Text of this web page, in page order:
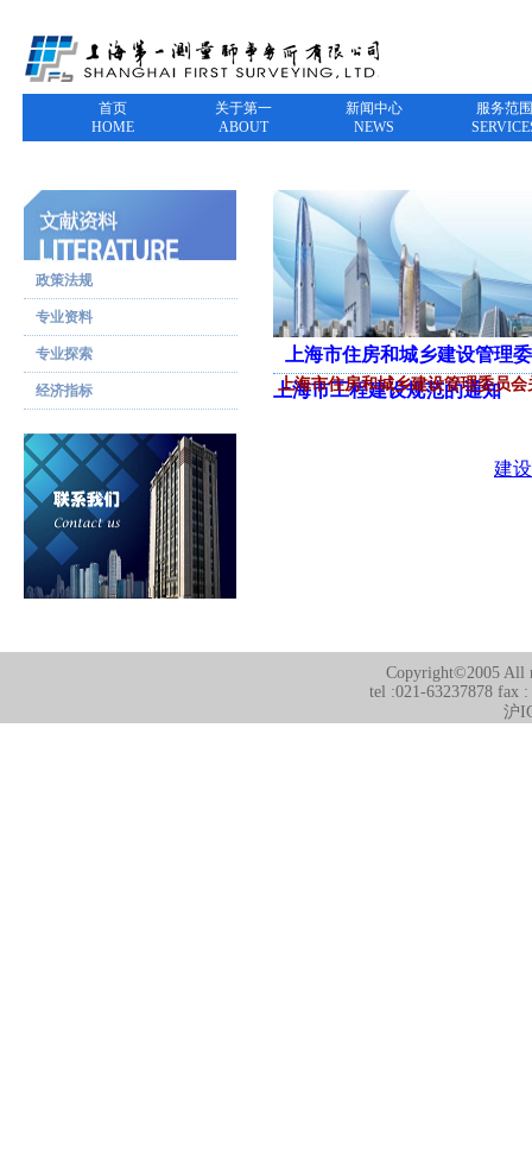
首页
HOME
关于第一
ABOUT
新闻中心
NEWS
服务范围
政策法规
专业资料
专业探索
经济指标
上海市住房和城乡建设管理
上海市工程建设规范的通知
上海市住房和城乡建设管理委员
建
Copyright©2005 All
tel :021-63237878 fax
沪